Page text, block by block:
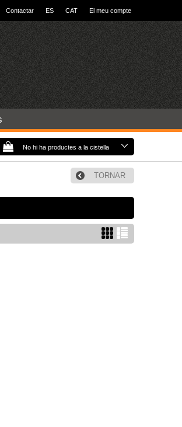
Contactar ES CAT El meu compte
No hi ha productes a la cistella
TORNAR